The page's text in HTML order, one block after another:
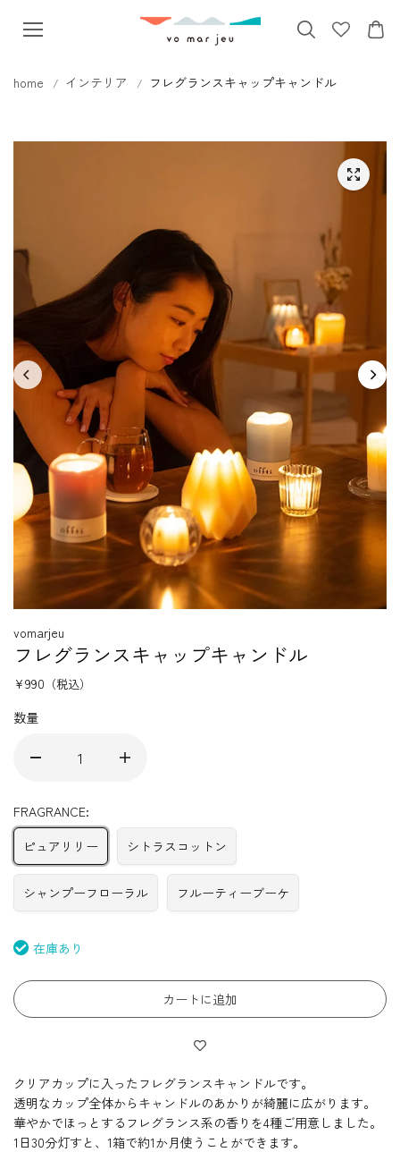
キップ
home インテリア フレグランスキャップキャンドル
vomarjeu
フレグランスキャップキャンドル
¥990 （税込）
数量
FRAGRANCE:
ピュアリリー
シトラスコットン
シャンプーフローラル フルーティーブーケ
在庫あり
カートに追加
クリアカップに入ったフレグランスキャンドルです。
透明なカップ全体からキャンドルのあかりが綺麗に広がります。
華やかでほっとするフレグランス系の香りを4種ご用意しました。
1日30分灯すと、1箱で約1か月使うことができます。